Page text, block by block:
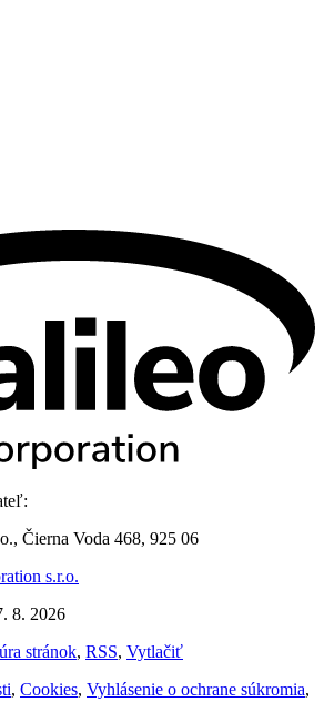
Čierna Voda 468, 925 06
s.r.o.
8. 2026
stránok, RSS, Vytlačiť
, Cookies, Vyhlásenie o ochrane súkromia,